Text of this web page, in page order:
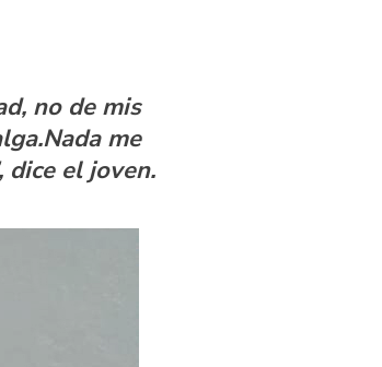
no de mis
me
dice el joven.